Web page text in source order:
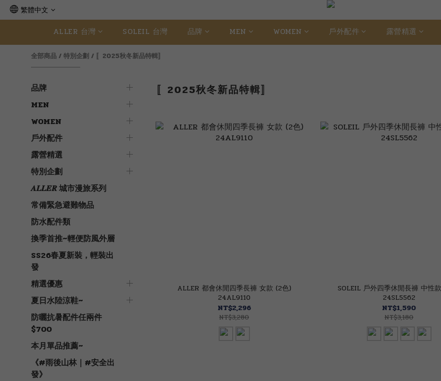
繁體中文
ALLER 台灣 SOLEIL 台灣 品牌 MEN WOMEN 戶外配件 露營精選
全部商品 / 特別企劃 / 〚2025秋冬新品特輯〛
品牌
MEN
WOMEN
戶外配件
露營精選
特別企劃
𝑨𝑳𝑳𝑬𝑹 城市漫旅系列
常備緊急避難物品
防水配件類
換季首推~輕便防風外層
SS26春夏新裝，輕裝出
發
精選優惠
夏日水陸涼鞋~
防曬抗暑配件任兩件
$700
本月單品推薦~
《#雨後山林｜#安全出
發》
〚2025秋冬新品特輯〛
ALLER 都會休閒四季長褲 女款 (2色)
24AL9110
NT$2,296
NT$3,280
SOLEIL 戶外四季休閒長褲 中性
24SL5562
NT$1,590
NT$3,180